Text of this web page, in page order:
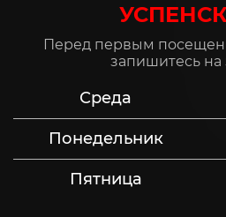
Перед первым
запишитесь на
Среда
Понедельник
Пятница